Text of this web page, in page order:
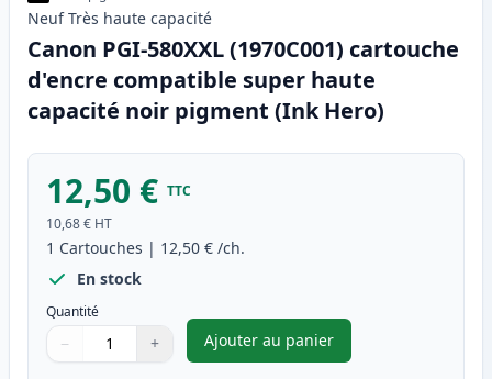
Neuf Très haute capacité
Canon PGI-580XXL (1970C001) cartouche
d'encre compatible super haute
capacité noir pigment (Ink Hero)
12,50 € TTC
10,68 € HT
1 Cartouches | 12,50 € /ch.
En stock
Quantité
Quantité
Utilisez les boutons pour ajuster
− +
Quantité
Ajouter au panier
,Canon PGI-580XXL